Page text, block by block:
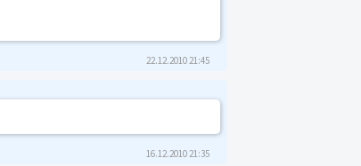
22.12.2010 21:45
16.12.2010 21:35